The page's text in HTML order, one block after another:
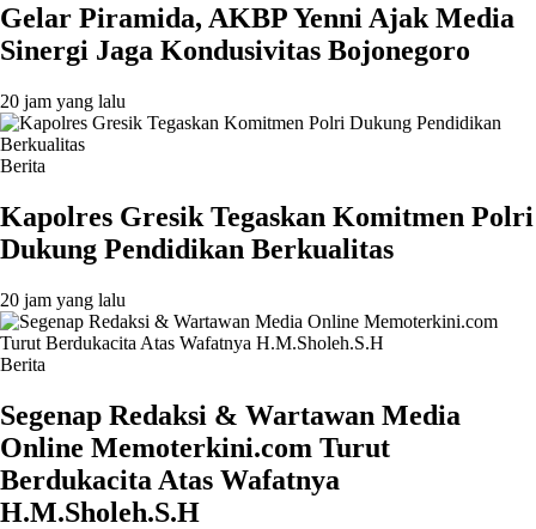
Gelar Piramida, AKBP Yenni Ajak Media
Sinergi Jaga Kondusivitas Bojonegoro
20 jam yang lalu
Berita
Kapolres Gresik Tegaskan Komitmen Polri
Dukung Pendidikan Berkualitas
20 jam yang lalu
Berita
Segenap Redaksi & Wartawan Media
Online Memoterkini.com Turut
Berdukacita Atas Wafatnya
H.M.Sholeh.S.H